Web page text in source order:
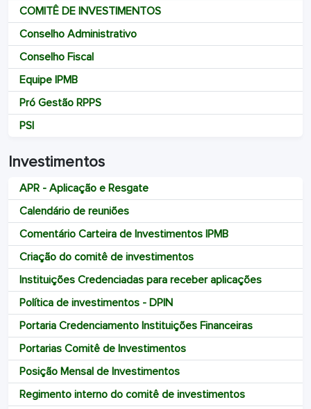
COMITÊ DE INVESTIMENTOS
Conselho Administrativo
Conselho Fiscal
Equipe IPMB
Pró Gestão RPPS
PSI
Investimentos
APR - Aplicação e Resgate
Calendário de reuniões
Comentário Carteira de Investimentos IPMB
Criação do comitê de investimentos
Instituições Credenciadas para receber aplicações
Política de investimentos - DPIN
Portaria Credenciamento Instituições Financeiras
Portarias Comitê de Investimentos
Posição Mensal de Investimentos
Regimento interno do comitê de investimentos